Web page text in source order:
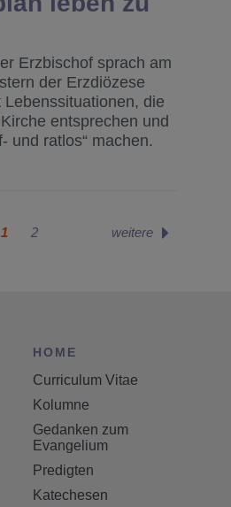
Erzbischof sprach am
der Erzdiözese
die
entsprechen und
und ratlos“ machen.
1 2
HOME
Curriculum Vitae
Kolumne
Gedanken zum
Evangelium
Predigten
Katechesen